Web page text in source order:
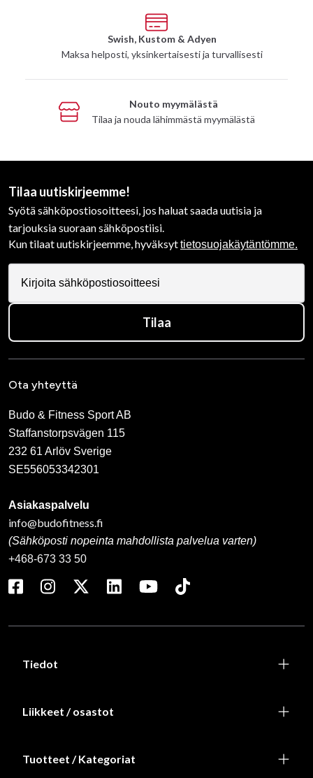
Swish, Kustom & Adyen
Maksa helposti, yksinkertaisesti ja turvallisesti
Nouto myymälästä
Tilaa ja nouda lähimmästä myymälästä
Tilaa uutiskirjeemme!
Syötä sähköpostiosoitteesi, jos haluat saada uutisia ja
tarjouksia suoraan sähköpostiisi.
Kun tilaat uutiskirjeemme, hyväksyttietosuojakäytäntömme.
Tilaa
Ota yhteyttä
Budo & Fitness Sport AB
Staffanstorpsvägen 115
232 61 Arlöv Sverige
SE556053342301
Asiakaspalvelu
info@budofitness.fi
(Sähköposti nopeinta mahdollista palvelua varten)
+468-673 33 50
Tiedot
Liikkeet / osastot
Tuotteet / Kategoriat